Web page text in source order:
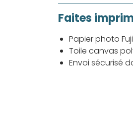
Faites
Papier photo
Toile canvas
Envoi sécurisé